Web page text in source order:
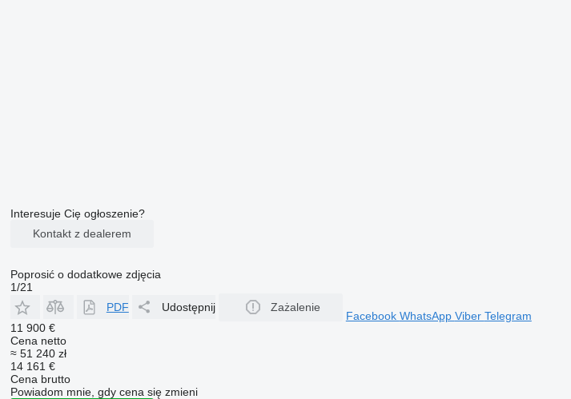
Interesuje Cię ogłoszenie?
Kontakt z dealerem
Poprosić o dodatkowe zdjęcia
1/21
PDF
Udostępnij Zażalenie
Facebook WhatsApp Viber Telegram
11 900 €
Cena netto
≈ 51 240 zł
14 161 €
Cena brutto
Powiadom mnie, gdy cena się zmieni